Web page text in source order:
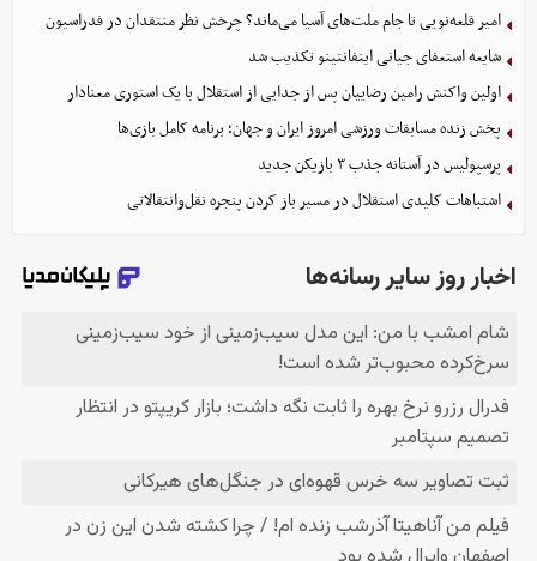
امیر قلعه‌نویی تا جام ملت‌های آسیا می‌ماند؟ چرخش نظر منتقدان در فدراسیون
شایعه استعفای جیانی اینفانتینو تکذیب شد
اولین واکنش رامین رضاییان پس از جدایی از استقلال با یک استوری معنادار
پخش زنده مسابقات ورزشی امروز ایران و جهان؛ برنامه کامل بازی‌ها
پرسپولیس در آستانه جذب ۳ بازیکن جدید
اشتباهات کلیدی استقلال در مسیر باز کردن پنجره نقل‌وانتقالاتی